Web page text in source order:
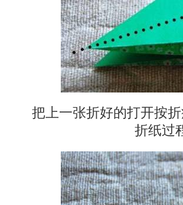
把上一张折好的打开按
折纸过